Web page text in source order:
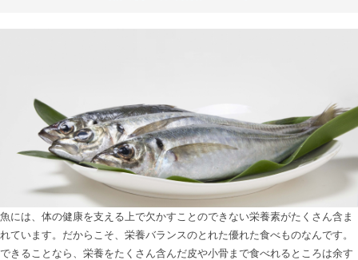
魚には、体の健康を支える上で欠かすことのできない栄養素がたくさん含ま
れています。だからこそ、栄養バランスのとれた優れた食べものなんです。
できることなら、栄養をたくさん含んだ皮や小骨まで食べれるところは余す